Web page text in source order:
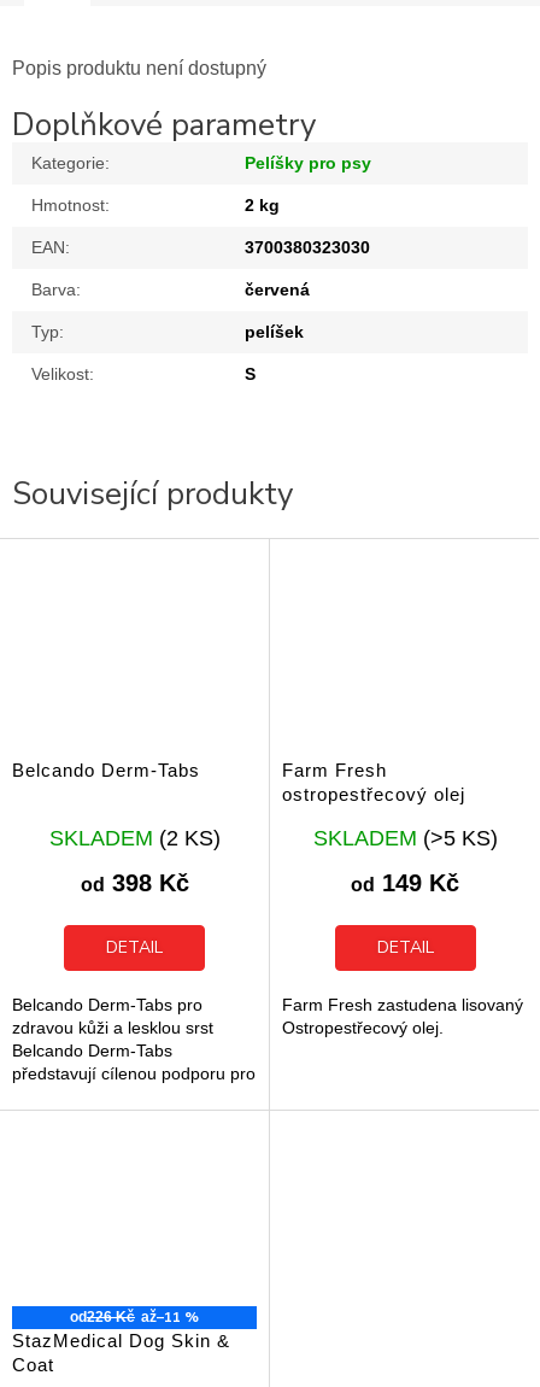
Související produkty
Belcando Derm-Tabs
Průměrné
hodnocení
produktu
je
z
SKLADEM (2 KS)
od 398 Kč
DETAIL
Belcando Derm-Tabs pro
zdravou kůži a lesklou srst
Belcando Derm-Tabs
představují cílenou podporu pro
Farm Fresh
ostropestřecový olej
Průměrné
hodnocení
produktu
je
z
SKLADEM (>5 KS)
od 149 Kč
DETAIL
Farm Fresh zastudena lisovaný
Ostropestřecový olej.
od226 Kč až–11 %
StazMedical Dog Skin &
Coat
Popis produktu není dostupný
Doplňkové parametry
Kategorie: Pelíšky pro psy
Hmotnost: 2 kg
EAN: 3700380323030
Barva: červená
Typ: pelíšek
Velikost: S